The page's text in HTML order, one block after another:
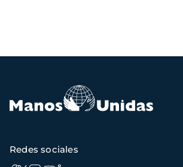
Redes sociales